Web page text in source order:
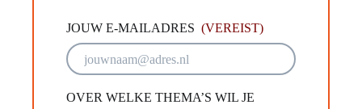
JOUW E-MAILADRES (VEREIST)
OVER WELKE THEMA’S WIL JE